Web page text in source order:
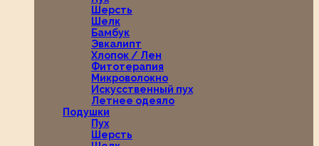
Шерсть
Шелк
Бамбук
Эвкалипт
Хлопок / Лен
Фитотерапия
Микроволокно
Искусственный пух
Летнее одеяло
Подушки
Пух
Шерсть